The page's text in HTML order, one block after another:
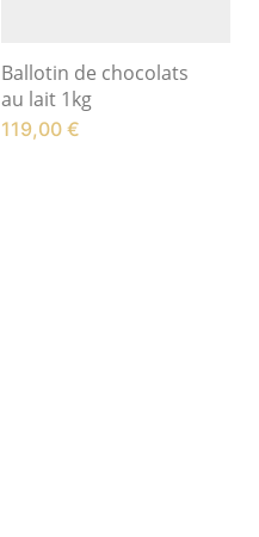
Ballotin de chocolats
au lait 1kg
119,00 €